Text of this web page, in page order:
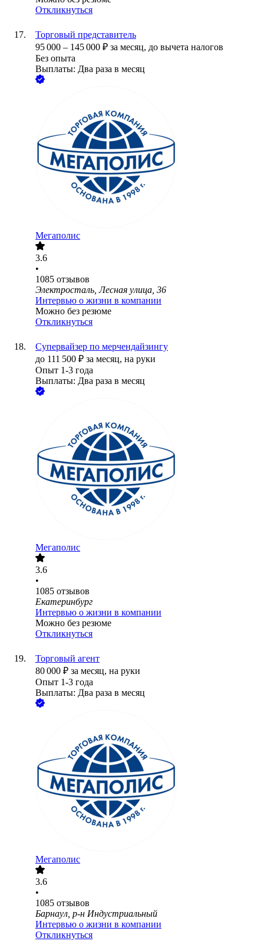
Откликнуться
Торговый представитель
95 000 – 145 000 ₽ за месяц, до вычета налогов
Без опыта
Выплаты: Два раза в месяц
Мегаполис
3.6
•
1085 отзывов
Электросталь, Лесная улица, 36
Интервью о жизни в компании
Можно без резюме
Откликнуться
Супервайзер по мерчендайзингу
до 111 500 ₽ за месяц, на руки
Опыт 1-3 года
Выплаты: Два раза в месяц
Мегаполис
3.6
•
1085 отзывов
Екатеринбург
Интервью о жизни в компании
Можно без резюме
Откликнуться
Торговый агент
80 000 ₽ за месяц, на руки
Опыт 1-3 года
Выплаты: Два раза в месяц
Мегаполис
3.6
•
1085 отзывов
Барнаул, р-н Индустриальный
Интервью о жизни в компании
Откликнуться